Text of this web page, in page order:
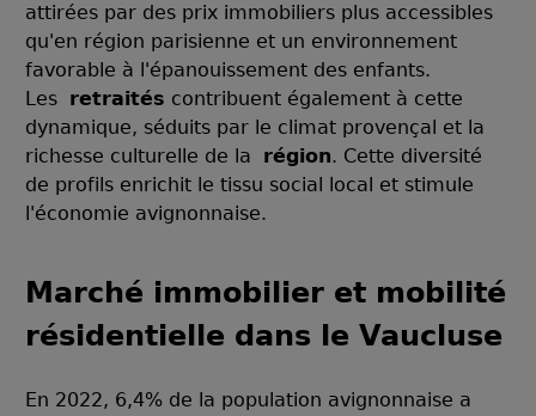
attirées par des prix immobiliers plus accessibles
qu'en région parisienne et un environnement
favorable à l'épanouissement des enfants.
Les retraités contribuent également à cette
dynamique, séduits par le climat provençal et la
richesse culturelle de la région. Cette diversité
de profils enrichit le tissu social local et stimule
l'économie avignonnaise.
Marché immobilier et mobilité
résidentielle dans le Vaucluse
En 2022, 6,4% de la population avignonnaise a